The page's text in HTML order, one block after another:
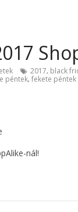
2017, black
péntek, fekete péntek
nál!